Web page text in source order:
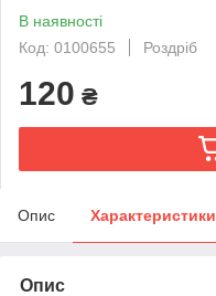
В наявності
Код: 0100655
Роздріб
120 ₴
Опис Характеристики
Опис